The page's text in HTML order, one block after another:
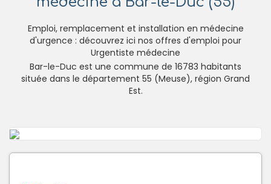
Connexion
Se connecter avec Google
Se connecter avec Facebook
Inscrivez-vous en un clic !
Emploi, remplacement et installation en médecine
d'urgence : découvrez ici nos offres d'emploi pour
Urgentiste médecine
Bar-le-Duc est une commune de 16783 habitants
située dans le département 55 (Meuse), région Grand
Est.